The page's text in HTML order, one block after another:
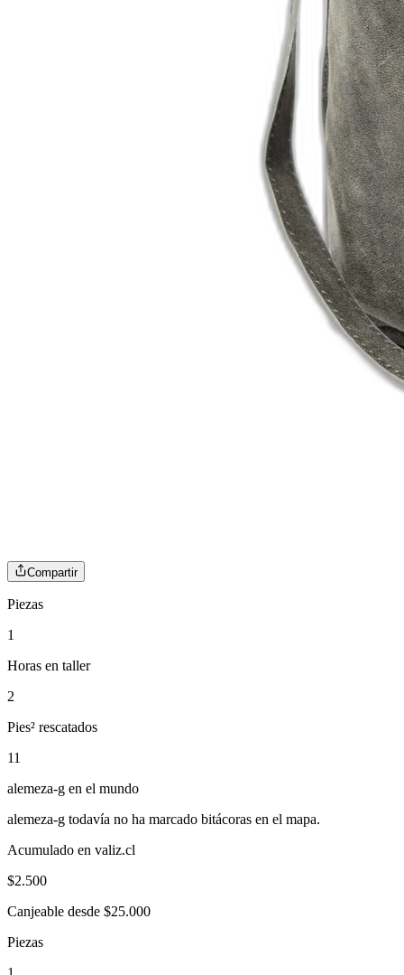
Compartir
Piezas
1
Horas en taller
2
Pies² rescatados
11
alemeza-g en el mundo
alemeza-g todavía no ha marcado bitácoras en el mapa.
Acumulado en valiz.cl
$2.500
Canjeable desde $25.000
Piezas